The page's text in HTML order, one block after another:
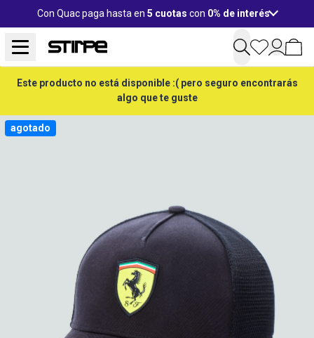
Con Quac paga hasta en 5 cuotas con 0% de interés
Este producto no está disponible :( pero seguro encontrarás
algo que te guste
agotado